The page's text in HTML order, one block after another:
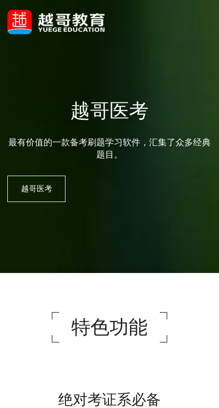
越哥医考
最有价值的一款备考刷题学习软件，汇集了众多经典
题目。
越哥医考
特色功能
绝对考证系必备